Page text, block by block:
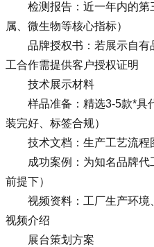
检测报告：近一年内的
属、微生物等核心指标）
品牌授权书：若展示自
工合作需提供客户授权证明
技术展示材料
样品准备：精选3-5款*具
装完好、标签合规）
技术文档：生产工艺流
成功案例：为知名品牌
前提下）
视频资料：工厂生产环
视频介绍
展台策划方案